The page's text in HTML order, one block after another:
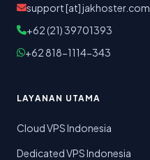
support [at] jakhoster.com
+62 (21) 39701393
+62 818-1114-343
LAYANAN UTAMA
Cloud VPS Indonesia
Dedicated VPS Indonesia